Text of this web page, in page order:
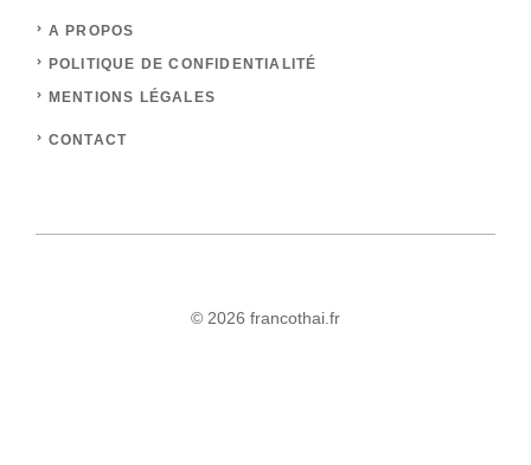
A PROPOS
POLITIQUE DE CONFIDENTIALITÉ
MENTIONS LÉGALES
CONTACT
© 2026 francothai.fr